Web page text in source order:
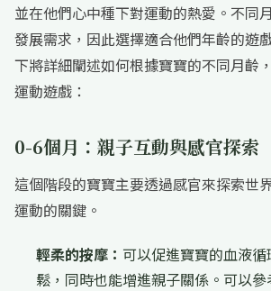
並在他們心中種下對運動的熱愛。不同
發展需求，因此選擇適合他們年齡的遊
下將詳細闡述如何根據寶寶的不同月齡
運動遊戲：
0-6個月：親子互動與感官探索
這個階段的寶寶主要透過感官來探索世
運動的關鍵。
輕柔的按摩： 可以促進寶寶的血液
鬆，同時也能增進親子關係。可以參